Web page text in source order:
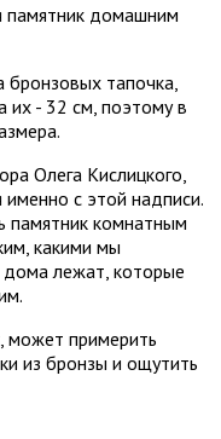
памятник домашним
бронзовых тапочка,
их - 32 см, поэтому в
Олега Кислицкого,
с этой надписи.
комнатным
какими мы
дома лежат, которые
может примерить
из бронзы и ощутить